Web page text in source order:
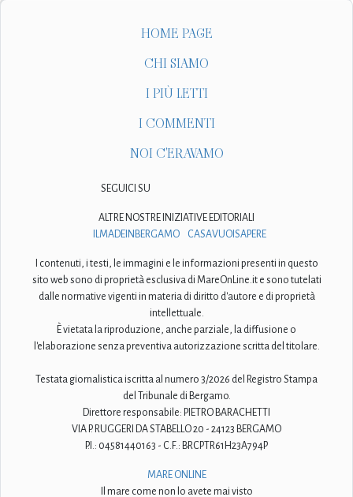
HOME PAGE
CHI SIAMO
I PIÙ LETTI
I COMMENTI
NOI C'ERAVAMO
SEGUICI SU
ALTRE NOSTRE INIZIATIVE EDITORIALI
ILMADEINBERGAMO
CASAVUOISAPERE
I contenuti, i testi, le immagini e le informazioni presenti in questo
sito web sono di proprietà esclusiva di MareOnLine.it e sono tutelati
dalle normative vigenti in materia di diritto d'autore e di proprietà
intellettuale.
È vietata la riproduzione, anche parziale, la diffusione o
l'elaborazione senza preventiva autorizzazione scritta del titolare.
Testata giornalistica iscritta al numero 3/2026 del Registro Stampa
del Tribunale di Bergamo.
Direttore responsabile: PIETRO BARACHETTI
VIA P. RUGGERI DA STABELLO 20 - 24123 BERGAMO
P.I.: 04581440163 - C.F.: BRCPTR61H23A794P
MARE ONLINE
Il mare come non lo avete mai visto